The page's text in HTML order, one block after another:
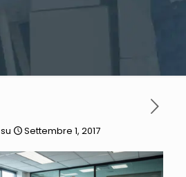
su Settembre 1, 2017